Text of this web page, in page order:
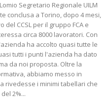
Segretario Regionale UILM
conclusa a Torino, dopo 4 mesi,
CCSL per il gruppo FCA e
circa 8000 lavoratori. Con
ha accolto quasi tutte le
tutti i punti l'azienda ha dato
da noi proposta. Oltre la
abbiamo messo in
rivedesse i minimi tabellari che
2%...